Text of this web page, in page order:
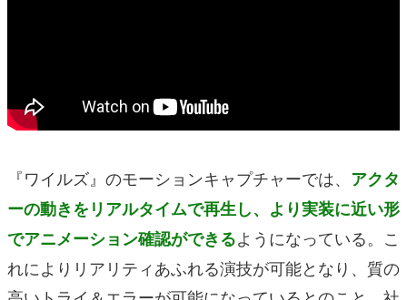
『ワイルズ』のモーションキャプチャーでは、 アクタ
ーの動きをリアルタイムで再生し、より実装に近い形
でアニメーション確認ができるようになっている。こ
れによりリアリティあふれる演技が可能となり、質の